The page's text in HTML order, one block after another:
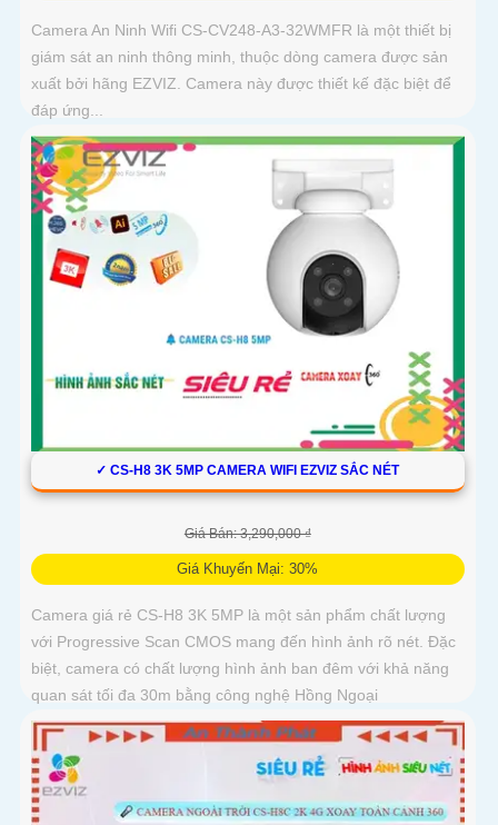
Camera An Ninh Wifi CS-CV248-A3-32WMFR là một thiết bị
giám sát an ninh thông minh, thuộc dòng camera được sản
xuất bởi hãng EZVIZ. Camera này được thiết kế đặc biệt để
đáp ứng...
✓ CS-H8 3K 5MP CAMERA WIFI EZVIZ SẮC NÉT
Giá Bán: 3,290,000 ₫
Giá Khuyến Mại: 30%
Camera giá rẻ CS-H8 3K 5MP là một sản phẩm chất lượng
với Progressive Scan CMOS mang đến hình ảnh rõ nét. Đặc
biệt, camera có chất lượng hình ảnh ban đêm với khả năng
quan sát tối đa 30m bằng công nghệ Hồng Ngoại